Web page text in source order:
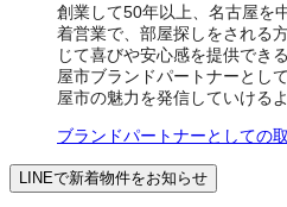
創業して50年以上、名古屋を
着営業で、部屋探しをされる
じて喜びや安心感を提供でき
屋市ブランドパートナーとし
屋市の魅力を発信していける
ブランドパートナーとしての
LINEで新着物件をお知らせ